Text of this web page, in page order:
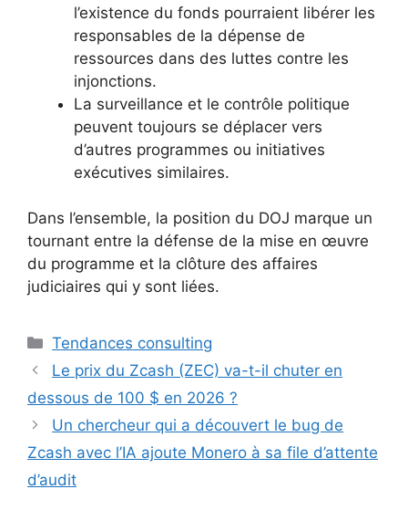
l’existence du fonds pourraient libérer les
responsables de la dépense de
ressources dans des luttes contre les
injonctions.
La surveillance et le contrôle politique
peuvent toujours se déplacer vers
d’autres programmes ou initiatives
exécutives similaires.
Dans l’ensemble, la position du DOJ marque un
tournant entre la défense de la mise en œuvre
du programme et la clôture des affaires
judiciaires qui y sont liées.
Catégories
Tendances consulting
Le prix du Zcash (ZEC) va-t-il chuter en
dessous de 100 $ en 2026 ?
Un chercheur qui a découvert le bug de
Zcash avec l’IA ajoute Monero à sa file d’attente
d’audit